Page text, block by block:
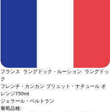
フランス ラングドック・ルーション ラングドッ
ク
フレンチ・カンカン ブリュット・ナチュール オ
レンジ750ml
ジェラール・ベルトラン
葡萄品種: